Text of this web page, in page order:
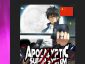
ตอนที่ 106
พฤศจิกายน 21, 2022
ตอนที่ 104
พฤศจิกายน 21, 2022